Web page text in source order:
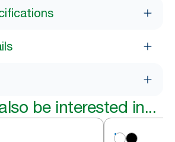
be interested in...